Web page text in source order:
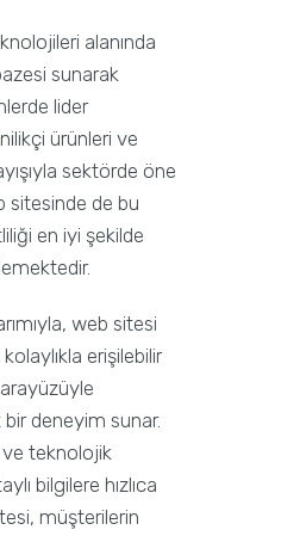
alanında
sunarak
lider
ürünleri ve
sektörde öne
sitesinde de bu
en iyi şekilde
web sitesi
erişilebilir
deneyim sunar.
ve teknolojik
bilgilere hızlıca
müşterilerin